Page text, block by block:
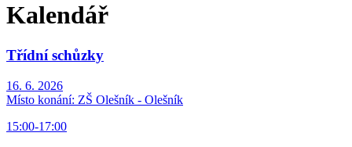
Kalendář
Třídní schůzky
16. 6. 2026
Místo konání: ZŠ Olešník - Olešník
15:00-17:00